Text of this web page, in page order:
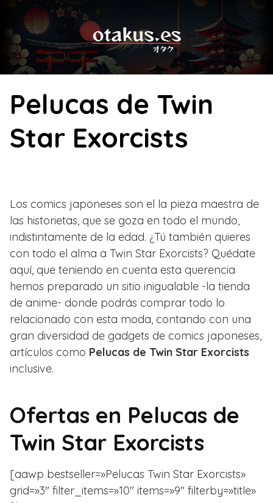
content
Pelucas de Twin
Star Exorcists
Los comics japoneses son el la pieza maestra de
las historietas, que se goza en todo el mundo,
indistintamente de la edad. ¿Tú también quieres
con todo el alma a Twin Star Exorcists? Quédate
aquí, que teniendo en cuenta esta querencia
hemos preparado un sitio inigualable -la tienda
de anime- donde podrás comprar todo lo
relacionado con esta moda, contando con una
gran diversidad de gadgets de comics japoneses,
artículos como Pelucas de Twin Star Exorcists
inclusive.
Ofertas en Pelucas de
Twin Star Exorcists
[aawp bestseller=»Pelucas Twin Star Exorcists»
grid=»3″ filter_items=»10″ items=»9″ filterby=»title»